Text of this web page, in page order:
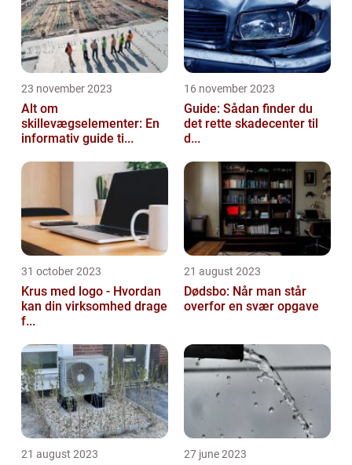
23 november 2023
Alt om
skillevægselementer: En
informativ guide ti...
16 november 2023
Guide: Sådan finder du
det rette skadecenter til
d...
31 october 2023
Krus med logo - Hvordan
kan din virksomhed drage
f...
21 august 2023
Dødsbo: Når man står
overfor en svær opgave
21 august 2023 27 june 2023